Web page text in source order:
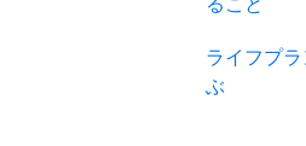
ライフプ
ぶ